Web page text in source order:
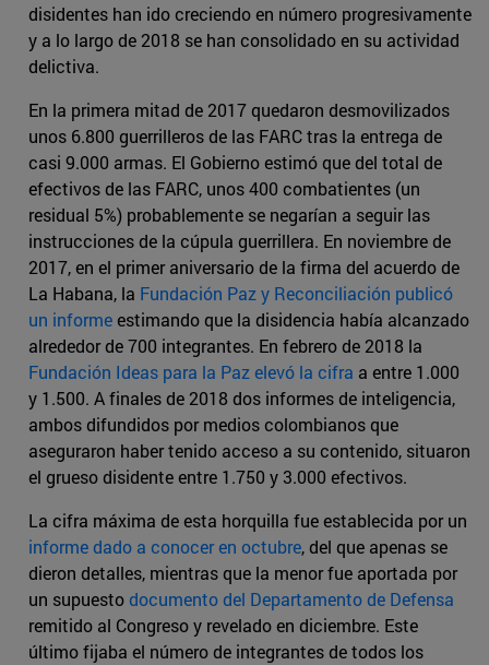
disidentes han ido creciendo en número progresivamente
y a lo largo de 2018 se han consolidado en su actividad
delictiva.
En la primera mitad de 2017 quedaron desmovilizados
unos 6.800 guerrilleros de las FARC tras la entrega de
casi 9.000 armas. El Gobierno estimó que del total de
efectivos de las FARC, unos 400 combatientes (un
residual 5%) probablemente se negarían a seguir las
instrucciones de la cúpula guerrillera. En noviembre de
2017, en el primer aniversario de la firma del acuerdo de
La Habana, la Fundación Paz y Reconciliación publicó
un informeestimando que la disidencia había alcanzado
alrededor de 700 integrantes. En febrero de 2018 la
Fundación Ideas para la Paz elevó la cifra a entre 1.000
y 1.500. A finales de 2018 dos informes de inteligencia,
ambos difundidos por medios colombianos que
aseguraron haber tenido acceso a su contenido, situaron
el grueso disidente entre 1.750 y 3.000 efectivos.
La cifra máxima de esta horquilla fue establecida por un
informe dado a conocer en octubre, del que apenas se
dieron detalles, mientras que la menor fue aportada por
un supuestodocumento del Departamento de Defensa
remitido al Congreso y revelado en diciembre. Este
último fijaba el número de integrantes de todos los